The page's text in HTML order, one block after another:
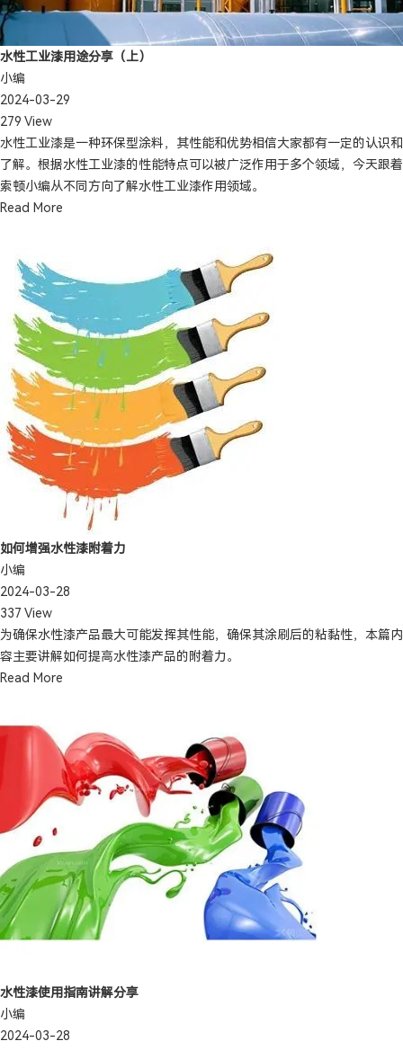
水性工业漆用途分享（上）
小编
2024-03-29
279 View
水性工业漆是一种环保型涂料，其性能和优势相信大家都有一定的认识和
了解。根据水性工业漆的性能特点可以被广泛作用于多个领域，今天跟着
索顿小编从不同方向了解水性工业漆作用领域。
Read More
如何增强水性漆附着力
小编
2024-03-28
337 View
为确保水性漆产品最大可能发挥其性能，确保其涂刷后的粘黏性，本篇内
容主要讲解如何提高水性漆产品的附着力。
Read More
水性漆使用指南讲解分享
小编
2024-03-28